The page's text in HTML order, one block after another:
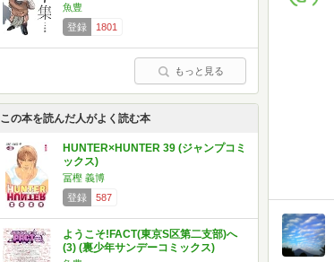
魚豊
登録
1801
もっと見る
この本を読んだ人がよく読む本
HUNTER×HUNTER 39 (ジャンプコミ
ックス)
冨樫 義博
登録
587
ようこそ!FACT(東京S区第二支部)へ
(3) (裏少年サンデーコミックス)